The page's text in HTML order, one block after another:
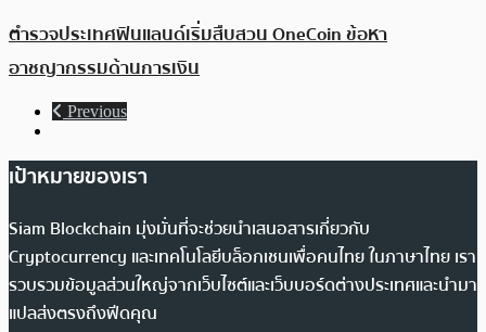
ตำรวจประเทศฟินแลนด์เริ่มสืบสวน OneCoin ข้อหา
อาชญากรรมด้านการเงิน
Previous
เป้าหมายของเรา
Siam Blockchain มุ่งมั่นที่จะช่วยนำเสนอสารเกี่ยวกับ
Cryptocurrency และเทคโนโลยีบล็อกเชนเพื่อคนไทย ในภาษาไทย เรา
รวบรวมข้อมูลส่วนใหญ่จากเว็บไซต์และเว็บบอร์ดต่างประเทศและนำมา
แปลส่งตรงถึงฟีดคุณ